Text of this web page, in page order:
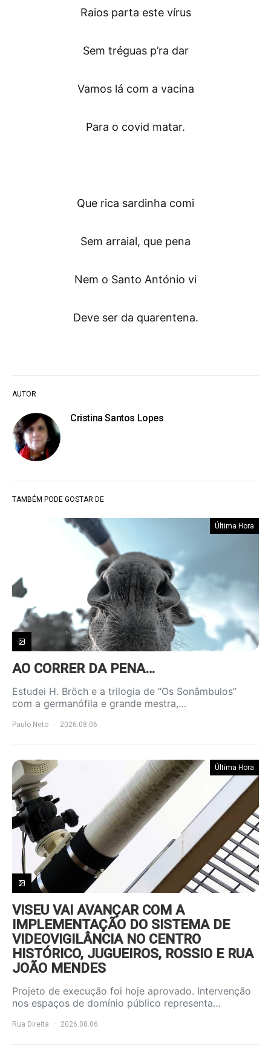
AUTOR
Cristina Santos Lopes
Raios parta este vírus
Sem tréguas p’ra dar
Vamos lá com a vacina
Para o covid matar.
Que rica sardinha comi
Sem arraial, que pena
Nem o Santo António vi
Deve ser da quarentena.
TAMBÉM PODE GOSTAR DE
Última Hora
AO CORRER DA PENA…
Estudei H. Bröch e a trilogia de “Os Sonâmbulos”
com a germanófila e grande mestra,…
Paulo Neto 2026.08.06
Última Hora
VISEU VAI AVANÇAR COM A
IMPLEMENTAÇÃO DO SISTEMA DE
VIDEOVIGILÂNCIA NO CENTRO
HISTÓRICO, JUGUEIROS, ROSSIO E RUA
JOÃO MENDES
Projeto de execução foi hoje aprovado. Intervenção
nos espaços de domínio público representa…
Rua Direita 2026.08.06